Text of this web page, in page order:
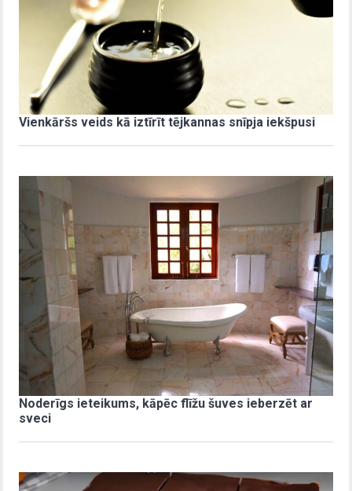
Vienkāršs veids kā iztīrīt tējkannas snīpja iekšpusi
Noderīgs ieteikums, kāpēc flīžu šuves ieberzēt ar
sveci